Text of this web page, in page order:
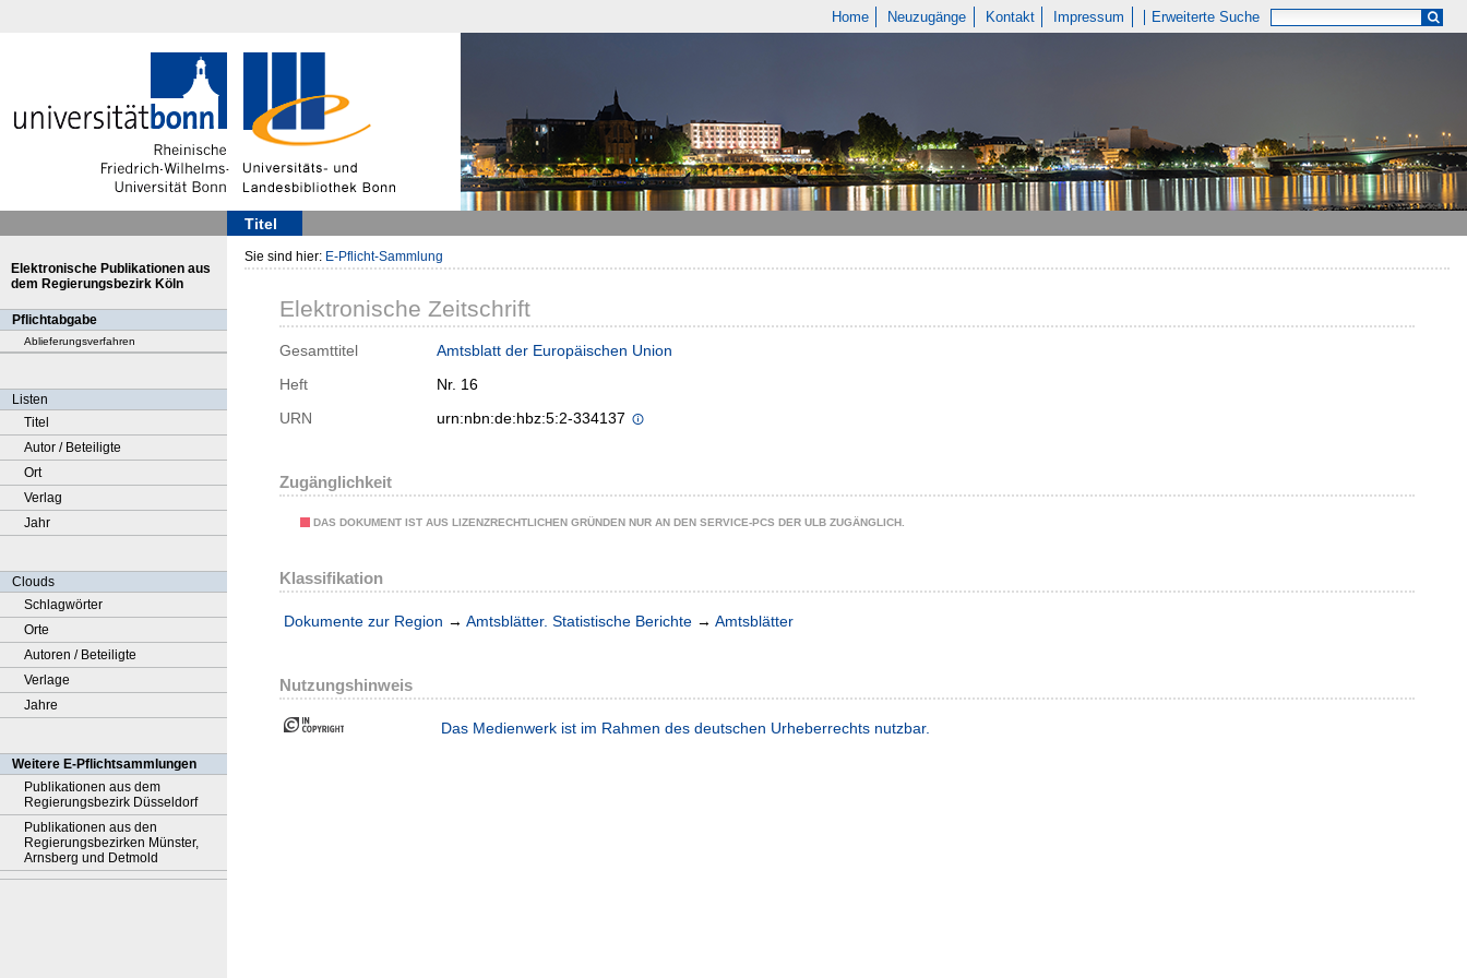
Home Neuzugänge Kontakt Impressum Erweiterte Suche
Titel
Elektronische Publikationen aus
dem Regierungsbezirk Köln
Pflichtabgabe
Ablieferungsverfahren
Listen
Titel
Autor / Beteiligte
Ort
Verlag
Jahr
Clouds
Schlagwörter
Orte
Autoren / Beteiligte
Verlage
Jahre
Weitere E-Pflichtsammlungen
Publikationen aus dem
Regierungsbezirk Düsseldorf
Publikationen aus den
Regierungsbezirken Münster,
Arnsberg und Detmold
Sie sind hier: E-Pflicht-Sammlung
Elektronische Zeitschrift
Gesamttitel
Amtsblatt der Europäischen Union
Heft
Nr. 16
URN
urn:nbn:de:hbz:5:2-334137
Zugänglichkeit
DAS DOKUMENT IST AUS LIZENZRECHTLICHEN GRÜNDEN NUR AN DEN SERVICE-PCS DER ULB ZUGÄNGLICH.
Klassifikation
Dokumente zur Region → Amtsblätter. Statistische Berichte → Amtsblätter
Nutzungshinweis
Das Medienwerk ist im Rahmen des deutschen Urheberrechts nutzbar.